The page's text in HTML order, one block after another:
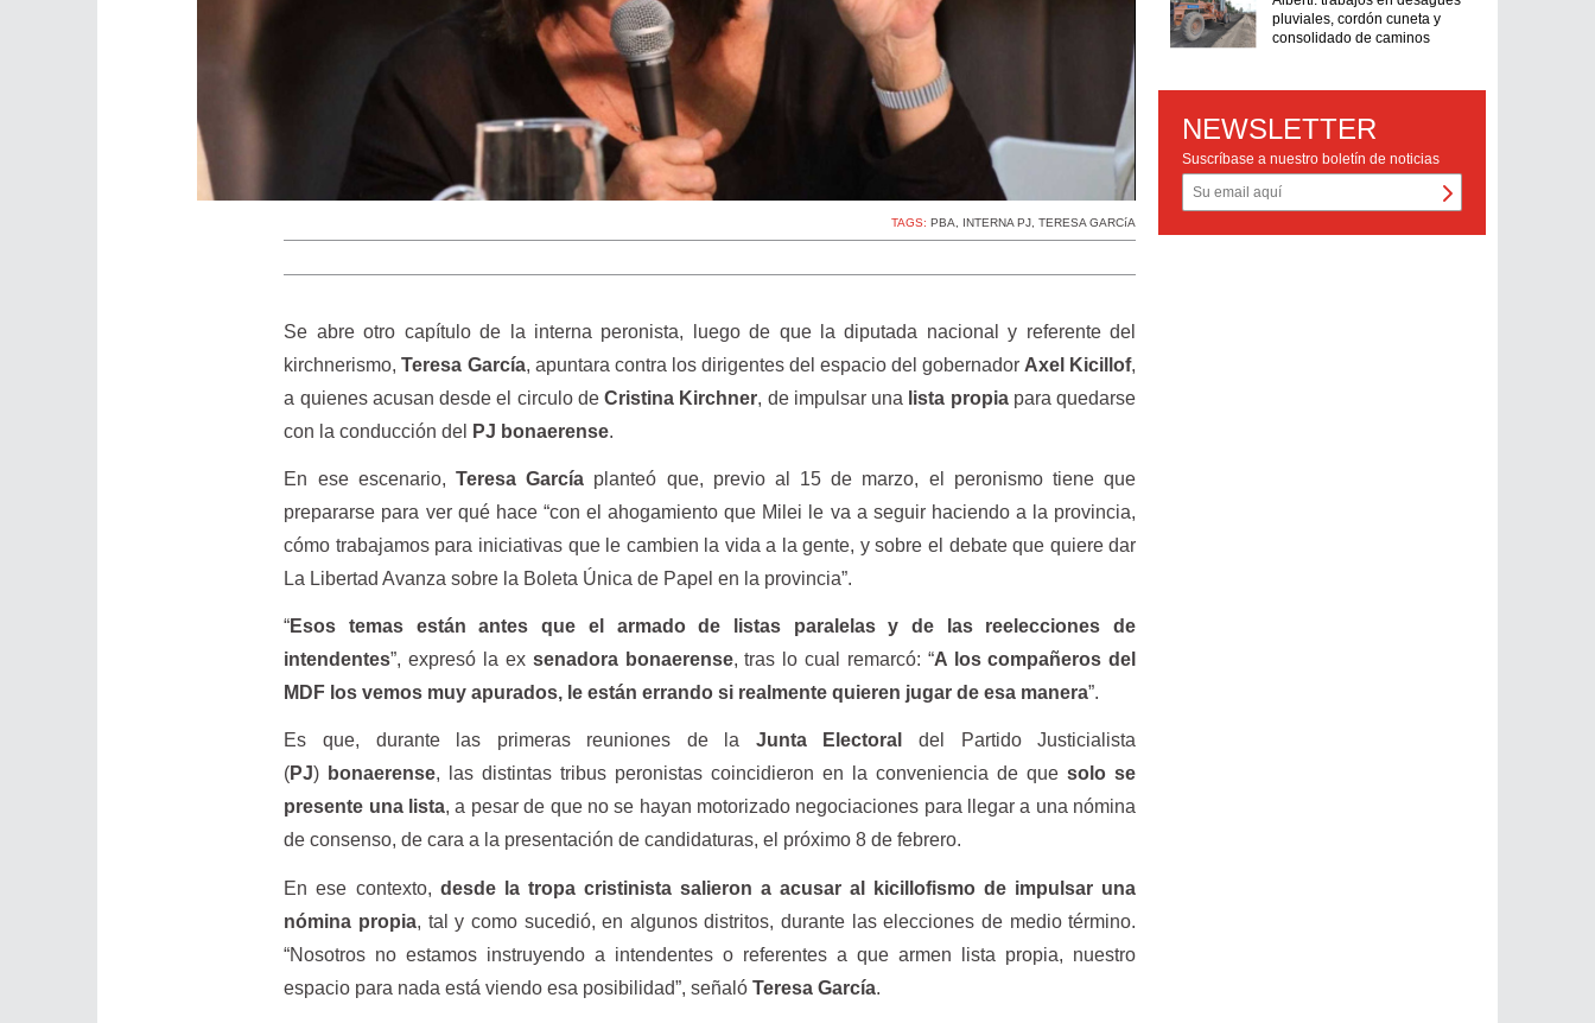
TAGS:PBA INTERNA PJ ,TERESA GARCíA
Se abre otro capítulo de la interna peronista, luego de que la diputada nacional y referente del
kirchnerismo,Teresa García, apuntara contra los dirigentes del espacio del gobernador Axel Kicillof,
a quienes acusan desde el circulo deCristina Kirchner, de impulsar una lista propia para quedarse
con la conducción del
PJ bonaerense.
En ese escenario, Teresa García planteó que, previo al 15 de marzo, el peronismo tiene que
prepararse para ver qué hace “con el ahogamiento que Milei le va a seguir haciendo a la provincia,
cómo trabajamos para iniciativas que le cambien la vida a la gente, y sobre el debate que quiere dar
La Libertad Avanza sobre la Boleta Única de Papel en la provincia”.
“Esos temas están antes que el armado de listas paralelas y de las reelecciones de
intendentes”, expresó la ex senadora bonaerense, tras lo cual remarcó: “A los compañeros del
MDF los vemos muy apurados, le están errando si realmente quieren jugar de esa manera”.
Es que, durante las primeras reuniones de la Junta Electoral
del Partido Justicialista
(PJ) bonaerense, las distintas tribus peronistas coincidieron en la conveniencia de quesolo se
presente una lista, a pesar de que no se hayan motorizado negociaciones para llegar a una nómina
de consenso, de cara a la presentación de candidaturas, el próximo 8 de febrero.
En ese contexto, desde la tropa cristinista salieron a acusar al kicillofismo de impulsar una
nómina propia, tal y como sucedió, en algunos distritos, durante las elecciones de medio término.
“Nosotros no estamos instruyendo a intendentes o referentes a que armen lista propia, nuestro
espacio para nada está viendo esa posibilidad”, señalóTeresa García.
pluviales, cordón cuneta y
consolidado de caminos
NEWSLETTER
Suscríbase a nuestro boletín de noticias